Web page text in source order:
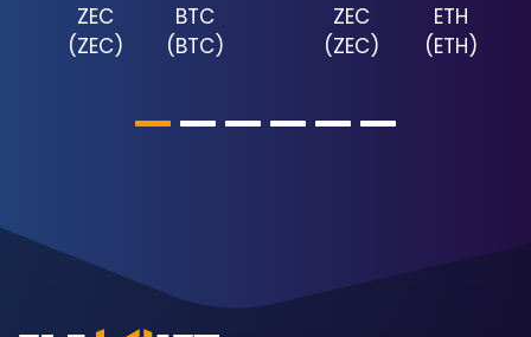
ZEC
(ZEC)
BTC
(BTC)
ZEC
(ZEC)
ETH
(ETH)